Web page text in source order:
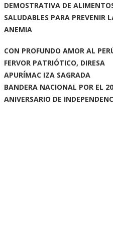
DEMOSTRATIVA DE
SALUDABLES PARA PREVENIR
ANEMIA
CON PROFUNDO AMOR AL
FERVOR PATRIÓTICO, DIRESA
APURÍMAC IZA SAGRADA
BANDERA NACIONAL POR EL
ANIVERSARIO DE